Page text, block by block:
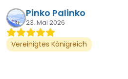
Pinko Palinko
23. Mai 2026
Vereinigtes Königreich